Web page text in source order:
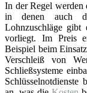
In der Regel werden
in denen auch
Lohnzuschläge gibt
vorliegt. Im Preis
Beispiel beim
Verschleiß von
Schließsysteme
Schlüsselnotdienste